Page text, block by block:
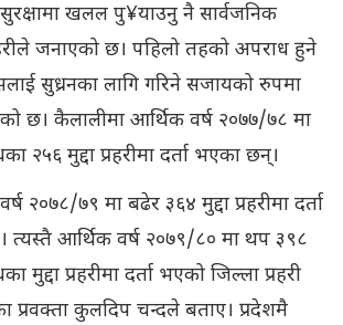
सुरक्षामा खलल पु¥याउनु नै सार्वजनिक
जनाएको छ। पहिलो तहको अपराध हुने
सुध्रनका लागि गरिने सजायको रुपमा
छ। कैलालीमा आर्थिक वर्ष २०७७/७८ मा
२५६ मुद्दा प्रहरीमा दर्ता भएका छन्।
२०७८/७९ मा बढेर ३६४ मुद्दा प्रहरीमा दर्ता
त्यस्तै आर्थिक वर्ष २०७९/८० मा थप ३९८
मुद्दा प्रहरीमा दर्ता भएको जिल्ला प्रहरी
प्रवक्ता कुलदिप चन्दले बताए। प्रदेशमै